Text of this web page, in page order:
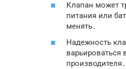
Клапан может
питания или
менять․
Надежность
варьироваться
производителя․